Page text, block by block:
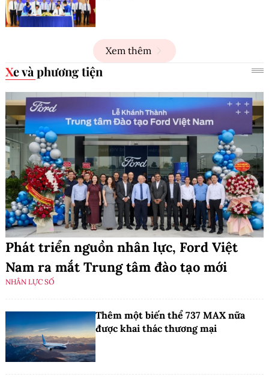
Xem thêm
Xe và phương tiện
Phát triển nguồn nhân lực, Ford Việt
Nam ra mắt Trung tâm đào tạo mới
NHÂN LỰC SỐ
Thêm một biến thể 737 MAX nữa
được khai thác thương mại